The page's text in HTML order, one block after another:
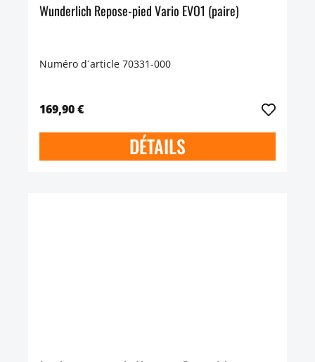
Wunderlich Repose-pied Vario EVO1 (paire)
Numéro d´article 70331-000
169,90 €
DÉTAILS